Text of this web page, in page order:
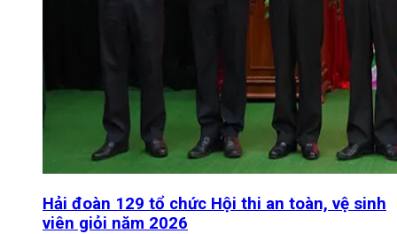
Hải đoàn 129 tổ chức Hội thi an toàn, vệ sinh
viên giỏi năm 2026